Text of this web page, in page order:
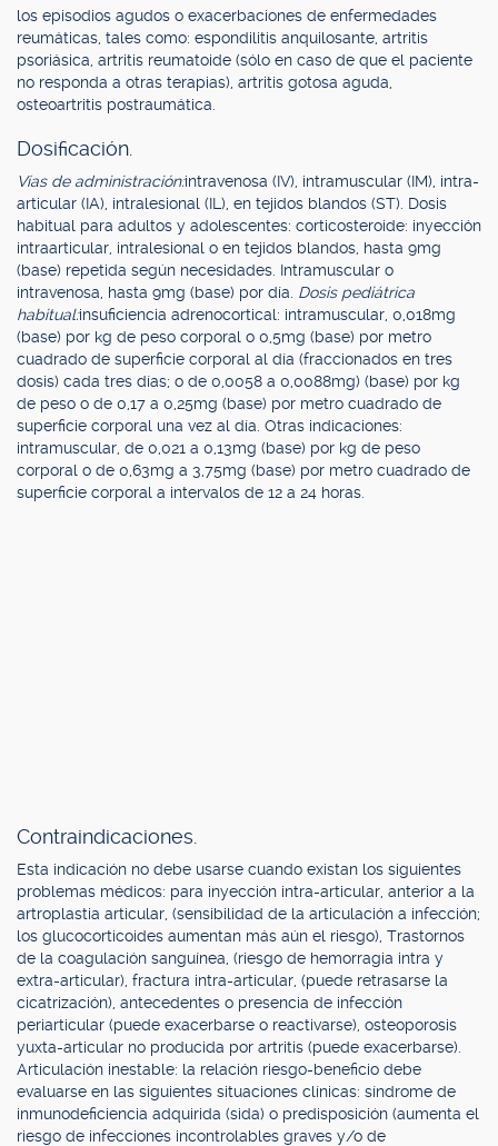
los episodios agudos o exacerbaciones de enfermedades
reumáticas, tales como: espondilitis anquilosante, artritis
psoriásica, artritis reumatoide (sólo en caso de que el paciente
no responda a otras terapias), artritis gotosa aguda,
osteoartritis postraumática.
Dosificación.
Vías de administración:intravenosa (IV), intramuscular (IM), intra-
articular (IA), intralesional (IL), en tejidos blandos (ST). Dosis
habitual para adultos y adolescentes: corticosteroide: inyección
intraarticular, intralesional o en tejidos blandos, hasta 9mg
(base) repetida según necesidades. Intramuscular o
intravenosa, hasta 9mg (base) por día. Dosis pediátrica
habitual:insuficiencia adrenocortical: intramuscular, 0,018mg
(base) por kg de peso corporal o 0,5mg (base) por metro
cuadrado de superficie corporal al día (fraccionados en tres
dosis) cada tres días; o de 0,0058 a 0,0088mg) (base) por kg
de peso o de 0,17 a 0,25mg (base) por metro cuadrado de
superficie corporal una vez al día. Otras indicaciones:
intramuscular, de 0,021 a 0,13mg (base) por kg de peso
corporal o de 0,63mg a 3,75mg (base) por metro cuadrado de
superficie corporal a intervalos de 12 a 24 horas.
Contraindicaciones.
Esta indicación no debe usarse cuando existan los siguientes
problemas médicos: para inyección intra-articular, anterior a la
artroplastia articular, (sensibilidad de la articulación a infección;
los glucocorticoides aumentan más aún el riesgo), Trastornos
de la coagulación sanguínea, (riesgo de hemorragia intra y
extra-articular), fractura intra-articular, (puede retrasarse la
cicatrización), antecedentes o presencia de infección
periarticular (puede exacerbarse o reactivarse), osteoporosis
yuxta-articular no producida por artritis (puede exacerbarse).
Articulación inestable: la relación riesgo-beneficio debe
evaluarse en las siguientes situaciones clínicas: síndrome de
inmunodeficiencia adquirida (sida) o predisposición (aumenta el
riesgo de infecciones incontrolables graves y/o de